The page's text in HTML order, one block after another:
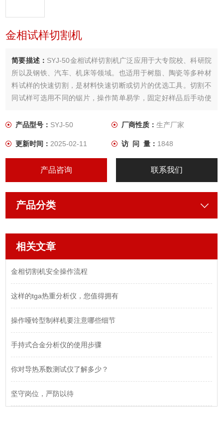
金相试样切割机
简要描述： SYJ-50金相试样切割机广泛应用于大专院校、科研院
所以及钢铁、汽车、机床等领域。也适用于树脂、陶瓷等多种材
料试样的快速切割，是材料快速切断或切片的优选工具。切割不
同试样可选用不同的锯片，操作简单易学，固定好样品后手动使
制，切割速度快。
产品型号： SYJ-50 厂商性质： 生产厂家
更新时间：2025-02-11 访 问 量： 1848
产品咨询 联系我们
产品分类
相关文章
金相切割机安全操作流程
这样的tga热重分析仪，您值得拥有
操作哑铃型制样机要注意哪些细节
手持式合金分析仪的使用步骤
你对导热系数测试仪了解多少？
坚守岗位，严防以待